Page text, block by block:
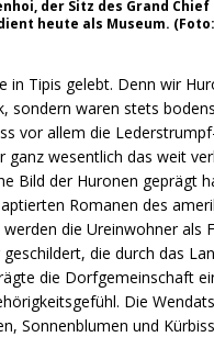
der Sitz des Grand
heute als Museum.
in Tipis gelebt. Denn wir
sondern waren stets
vor allem die
ganz wesentlich das weit
Bild der Huronen geprägt
Romanen des
die Ureinwohner als
die durch das
die Dorfgemeinschaft
Die
Sonnenblumen und